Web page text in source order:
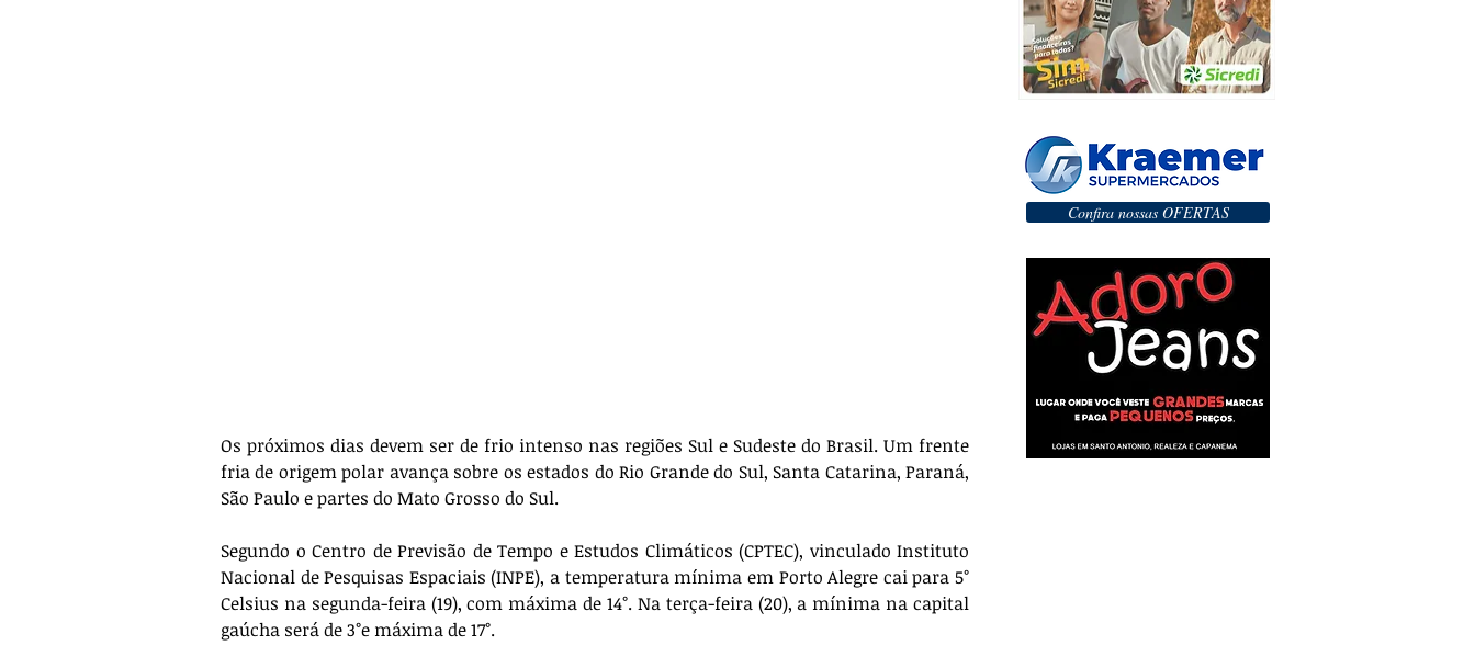
Os próximos dias devem ser de frio intenso nas regiões Sul e Sudeste do Brasil. Um frente
fria de origem polar avança sobre os estados do Rio Grande do Sul, Santa Catarina, Paraná,
São Paulo e partes do Mato Grosso do Sul.
Segundo o Centro de Previsão de Tempo e Estudos Climáticos (CPTEC), vinculado Instituto
Nacional de Pesquisas Espaciais (INPE), a temperatura mínima em Porto Alegre cai para 5°
Celsius na segunda-feira (19), com máxima de 14°. Na terça-feira (20), a mínima na capital
gaúcha será de 3°e máxima de 17°.
Confira nossas OFERTAS